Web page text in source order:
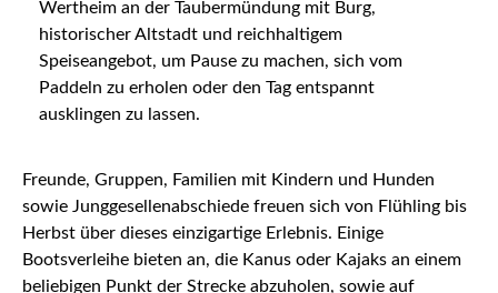
Wertheim an der Taubermündung mit Burg,
historischer Altstadt und reichhaltigem
Speiseangebot, um Pause zu machen, sich vom
Paddeln zu erholen oder den Tag entspannt
ausklingen zu lassen.
Freunde, Gruppen, Familien mit Kindern und Hunden
sowie Junggesellenabschiede freuen sich von Flühling bis
Herbst über dieses einzigartige Erlebnis. Einige
Bootsverleihe bieten an, die Kanus oder Kajaks an einem
beliebigen Punkt der Strecke abzuholen, sowie auf